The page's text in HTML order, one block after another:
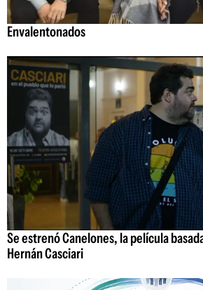
Envalentonados
Se estrenó Canelones, la película
Hernán Casciari